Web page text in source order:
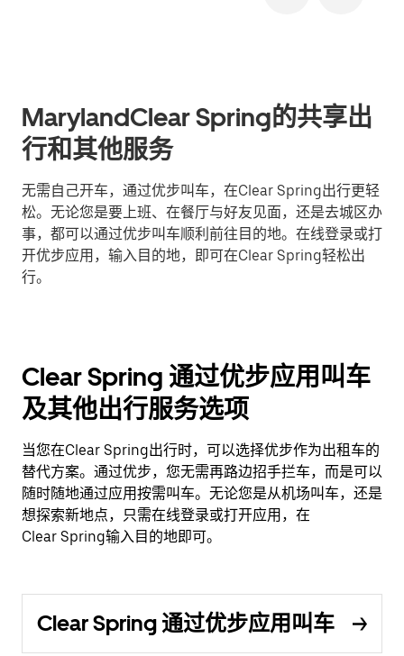
MarylandClear Spring的共享出
行和其他服务
无需自己开车，通过优步叫车，在Clear Spring出行更轻
松。无论您是要上班、在餐厅与好友见面，还是去城区办
事，都可以通过优步叫车顺利前往目的地。在线登录或打
开优步应用，输入目的地，即可在Clear Spring轻松出
行。
Clear Spring 通过优步应用叫车
及其他出行服务选项
当您在Clear Spring出行时，可以选择优步作为出租车的
替代方案。通过优步，您无需再路边招手拦车，而是可以
随时随地通过应用按需叫车。无论您是从机场叫车，还是
想探索新地点，只需在线登录或打开应用，在
Clear Spring输入目的地即可。
Clear Spring 通过优步应用叫车